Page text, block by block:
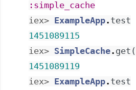
:simple_cache
iex> ExampleApp. test
1451089115
iex> SimpleCache. get (
1451089119
iex> ExampleApp. test